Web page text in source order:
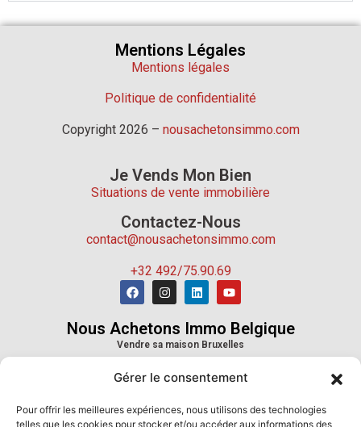
Gérer le consentement
Pour offrir les meilleures expériences, nous utilisons des technologies
telles que les cookies pour stocker et/ou accéder aux informations des
Mentions Légales
Mentions légales
Politique de confidentialité
Copyright 2026 – nousachetonsimmo.com
Je Vends Mon Bien
Situations de vente immobilière
Contactez-Nous
contact@nousachetonsimmo.com
+32 492/75.90.69
Nous Achetons Immo Belgique
Vendre sa maison Bruxelles
Vendre sa maison Province de Liège
Vendre sa maison Province de Namur